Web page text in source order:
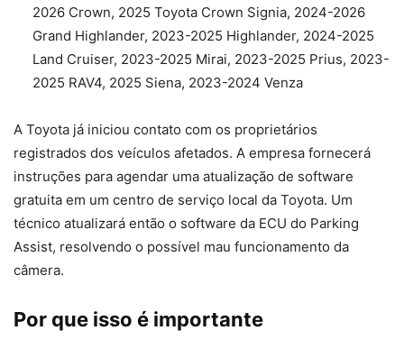
2026 Crown, 2025 Toyota Crown Signia, 2024-2026
Grand Highlander, 2023-2025 Highlander, 2024-2025
Land Cruiser, 2023-2025 Mirai, 2023-2025 Prius, 2023-
2025 RAV4, 2025 Siena, 2023-2024 Venza
A Toyota já iniciou contato com os proprietários
registrados dos veículos afetados. A empresa fornecerá
instruções para agendar uma atualização de software
gratuita em um centro de serviço local da Toyota. Um
técnico atualizará então o software da ECU do Parking
Assist, resolvendo o possível mau funcionamento da
câmera.
Por que isso é importante